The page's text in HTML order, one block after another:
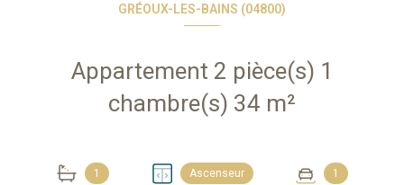
GRÉOUX-LES-BAINS (04800)
Appartement 2 pièce(s) 1
chambre(s) 34 m²
1 Ascenseur 1